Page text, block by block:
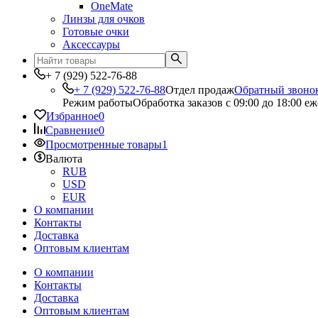
OneMate
Линзы для очков
Готовые очки
Аксессауры
+ 7 (929) 522-76-88
+ 7 (929) 522-76-88Отдел продажОбратный
Режим работыОбработка заказов с 09:00 до 18:00
Избранное0
Сравнение0
Просмотренные товары1
Валюта
RUB
USD
EUR
О компании
Контакты
Доставка
Оптовым клиентам
О компании
Контакты
Доставка
Оптовым клиентам